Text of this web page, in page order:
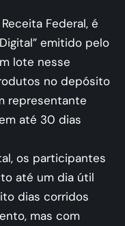
Federal, é
emitido pelo
lote nesse
no depósito
representante
até 30 dias
os participantes
até um dia útil
dias corridos
mas com